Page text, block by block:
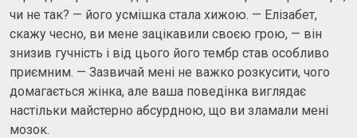
чи не так? — його усмішка стала хижою. — Елізабет,
скажу чесно, ви мене зацікавили своєю грою, — він
знизив гучність і від цього його тембр став особливо
приємним. — Зазвичай мені не важко розкусити, чого
домагається жінка, але ваша поведінка виглядає
настільки майстерно абсурдною, що ви зламали мені
мозок.